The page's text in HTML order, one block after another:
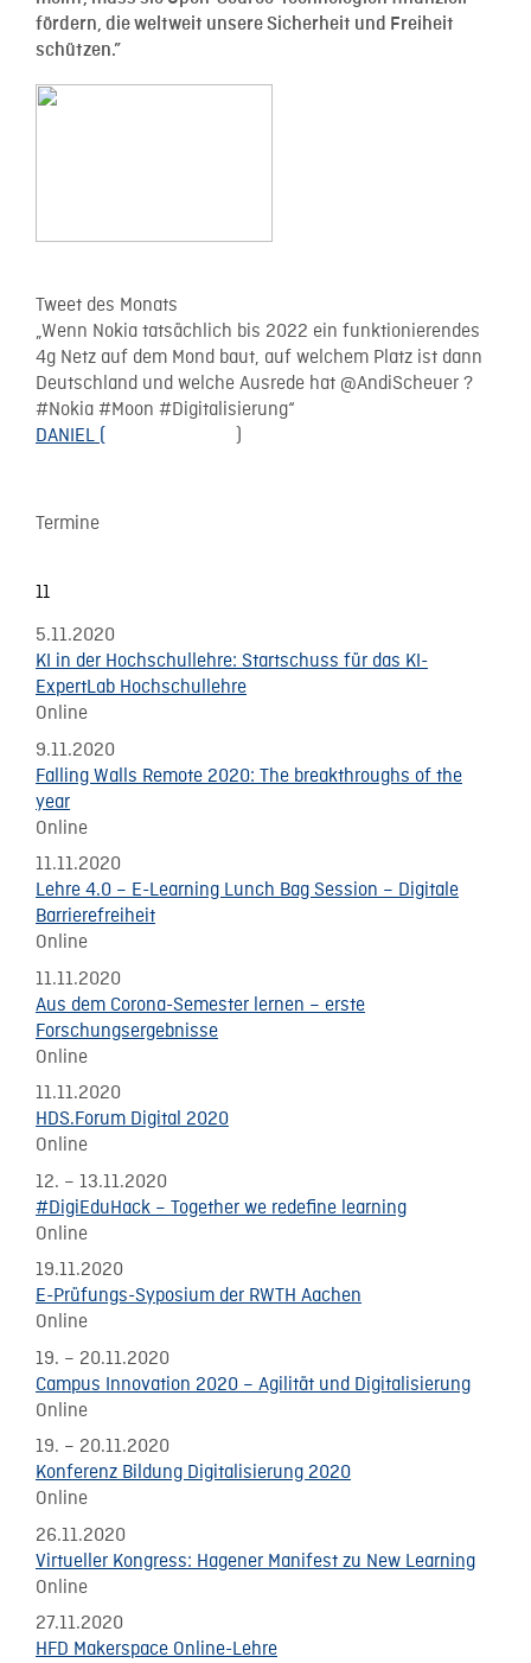
fördern, die weltweit unsere Sicherheit und Freiheit
schützen.”
Tweet des Monats
„Wenn Nokia tatsächlich bis 2022 ein funktionierendes
4g Netz auf dem Mond baut, auf welchem Platz ist dann
Deutschland und welche Ausrede hat @AndiScheuer ?
#Nokia #Moon #Digitalisierung“
DANIEL (
)
Termine
11
5.11.2020
KI in der Hochschullehre: Startschuss für das KI-
ExpertLab Hochschullehre
Online
9.11.2020
Falling Walls Remote 2020: The breakthroughs of the
year
Online
11.11.2020
Lehre 4.0 – E-Learning Lunch Bag Session – Digitale
Barrierefreiheit
Online
11.11.2020
Aus dem Corona-Semester lernen – erste
Forschungsergebnisse
Online
11.11.2020
HDS.Forum Digital 2020
Online
12. – 13.11.2020
#DigiEduHack – Together we redefine learning
Online
19.11.2020
E-Prüfungs-Syposium der RWTH Aachen
Online
19. – 20.11.2020
Campus Innovation 2020 – Agilität und Digitalisierung
Online
19. – 20.11.2020
Konferenz Bildung Digitalisierung 2020
Online
26.11.2020
Virtueller Kongress: Hagener Manifest zu New Learning
Online
27.11.2020
HFD Makerspace Online-Lehre